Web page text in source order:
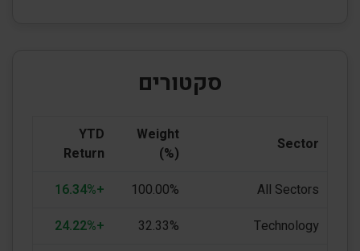
סקטורים
Sector
Weight
(%)
YTD
Return
All Sectors
100.00%
+16.34%
Technology
32.33%
+24.22%